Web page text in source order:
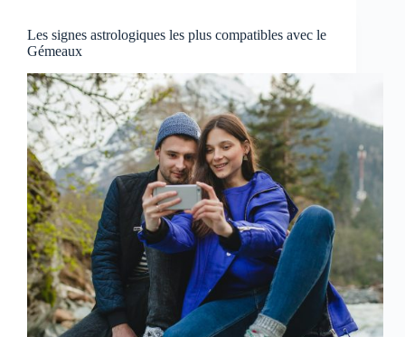
Les signes astrologiques les plus compatibles avec le
Gémeaux